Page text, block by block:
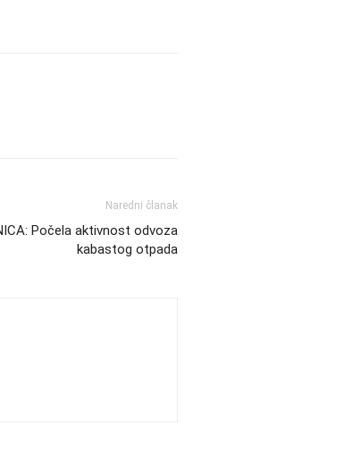
Naredni članak
Počela aktivnost odvoza
kabastog otpada